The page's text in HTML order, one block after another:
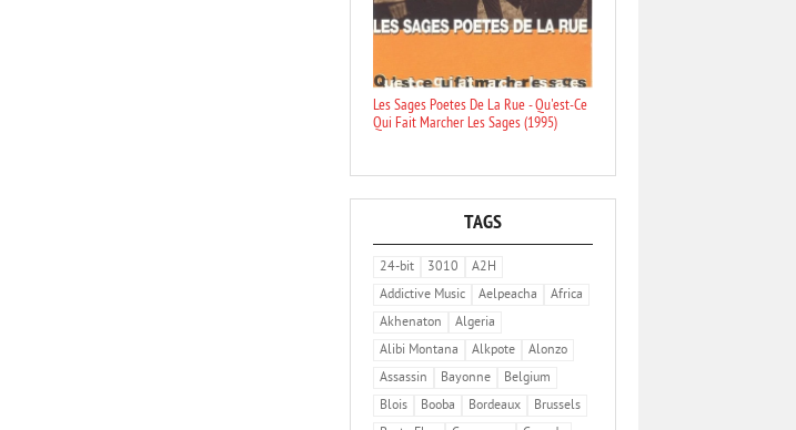
Les Sages Poetes De La Rue - Qu'est-Ce
Qui Fait Marcher Les Sages (1995)
TAGS
24-bit 3010
A2H
Addictive Music
Aelpeacha
Africa
Akhenaton
Algeria
Alibi Montana
Alkpote
Alonzo
Assassin
Bayonne
Belgium
Blois
Booba Bordeaux
Brussels